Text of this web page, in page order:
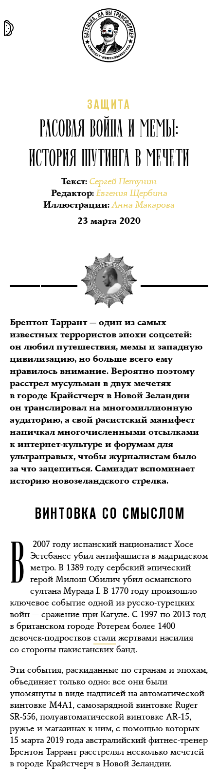
ЗАЩИТА
РАСОВАЯ ВОЙНА И МЕМЫ:
ИСТОРИЯ ШУТИНГА В МЕЧЕТИ
Текст: Сергей Петунин
Редактор:Евгения Щербина
Иллюстрации:Анна Макарова
23 марта 2020
Брентон Таррант — один из самых
известных террористов эпохи соцсетей:
он любил путешествия, мемы и западную
цивилизацию, но больше всего ему
нравилось внимание. Вероятно поэтому
расстрел мусульман в двух мечетях
в городе Крайстчерч в Новой Зеландии
он транслировал на многомиллионную
аудиторию, а свой расистский манифест
напичкал многочисленными отсылками
к интернет-культуре и форумам для
ультраправых, чтобы журналистам было
за что зацепиться. Самиздат вспоминает
историю новозеландского стрелка.
ВИНТОВКА СО СМЫСЛОМ
В
2007 году испанский националист Хосе
Эстебанес убил антифашиста в мадридском
метро. В 1389 году сербский эпический
герой Милош Обилич убил османского
султана Мурада I. В 1770 году произошло
ключевое событие одной из русско-турецких
войн — сражение при Кагуле. С 1997 по 2013 год
в британском городе Ротерем более 1400
девочек-подростков стали жертвами насилия
со стороны пакистанских банд.
Эти события, раскиданные по странам и эпохам,
объединяет только одно: все они были
упомянуты в виде надписей на автоматической
винтовке M4A1, самозарядной винтовке Ruger
SR-556, полуавтоматической винтовке AR-15,
ружье и магазинах к ним, с помощью которых
15 марта 2019 года австралийский фитнес-тренер
Брентон Таррант расстрелял несколько мечетей
в городе Крайстчерч в Новой Зеландии.